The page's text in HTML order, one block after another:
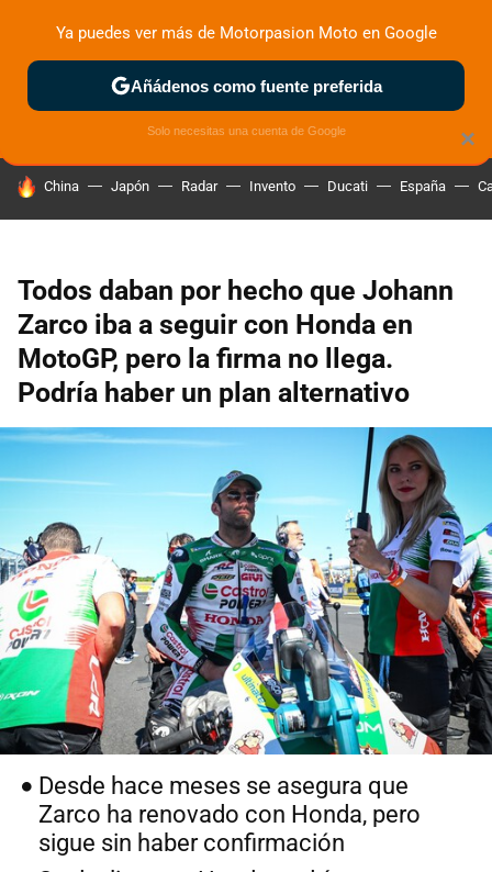
ZONA DE PRUEBAS DEPORTIVAS MOTOS ELÉCTRICAS
HOY SE HABLA DE
China Japón Radar Invento Ducati España
Todos daban por hecho que Johann
Zarco iba a seguir con Honda en
MotoGP, pero la firma no llega.
Podría haber un plan alternativo
Desde hace meses se asegura que
Zarco ha renovado con Honda, pero
sigue sin haber confirmación
×
Ya puedes ver más de Motorpasion Moto en Google
Añádenos como fuente preferida
Solo necesitas una cuenta de Google